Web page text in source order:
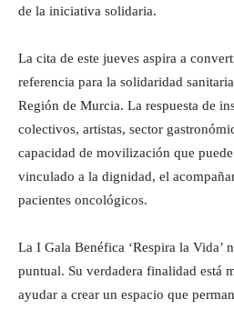
de la iniciativa solidaria.
La cita de este jueves aspira a
referencia para la solidaridad
Región de Murcia. La respuesta de
colectivos, artistas, sector
capacidad de movilización que
vinculado a la dignidad, el
pacientes oncológicos.
La I Gala Benéfica ‘Respira la Vida’
puntual. Su verdadera finalidad está
ayudar a crear un espacio que